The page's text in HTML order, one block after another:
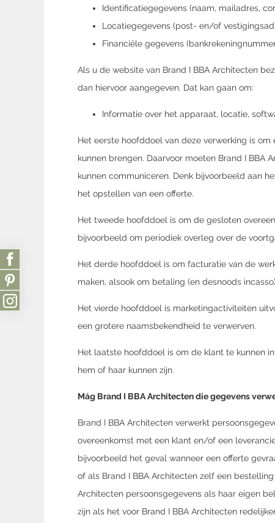
Identificatiegegevens (naam, mailadres,
Locatiegegevens (post- en/of
Financiële gegevens
Als u de website van Brand I BBA Architecten
dan hiervoor aangegeven. Dat kan gaan om:
Informatie over het apparaat, locatie,
Het eerste hoofddoel van deze verwerking is
kunnen brengen. Daarvoor moeten Brand I BBA
kunnen communiceren. Denk bijvoorbeeld aan
het opstellen van een offerte.
Het tweede hoofddoel is om de gesloten
bijvoorbeeld om periodiek overleg over de
Het derde hoofddoel is om facturatie van de
maken, alsook om betaling (en desnoods
Het vierde hoofddoel is marketingactiviteiten
een grotere naamsbekendheid te verwerven.
Het laatste hoofddoel is om de klant te kunnen
hem of haar kunnen zijn.
Mág Brand I BBA Architecten die gegevens
Brand I BBA Architecten verwerkt
overeenkomst met een klant en/of een
bijvoorbeeld het geval wanneer een offerte
of als Brand I BBA Architecten zelf een
Architecten persoonsgegevens als haar eigen
zijn als het voor Brand I BBA Architecten